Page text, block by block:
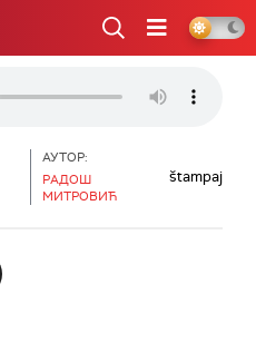
АУТОР:
РАДОШ
МИТРОВИЋ
štampaj